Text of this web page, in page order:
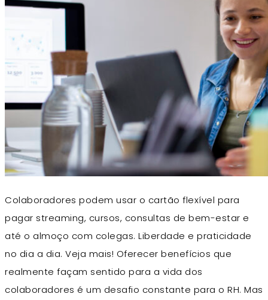
Colaboradores podem usar o cartão flexível para
pagar streaming, cursos, consultas de bem-estar e
até o almoço com colegas. Liberdade e praticidade
no dia a dia. Veja mais! Oferecer benefícios que
realmente façam sentido para a vida dos
colaboradores é um desafio constante para o RH. Mas